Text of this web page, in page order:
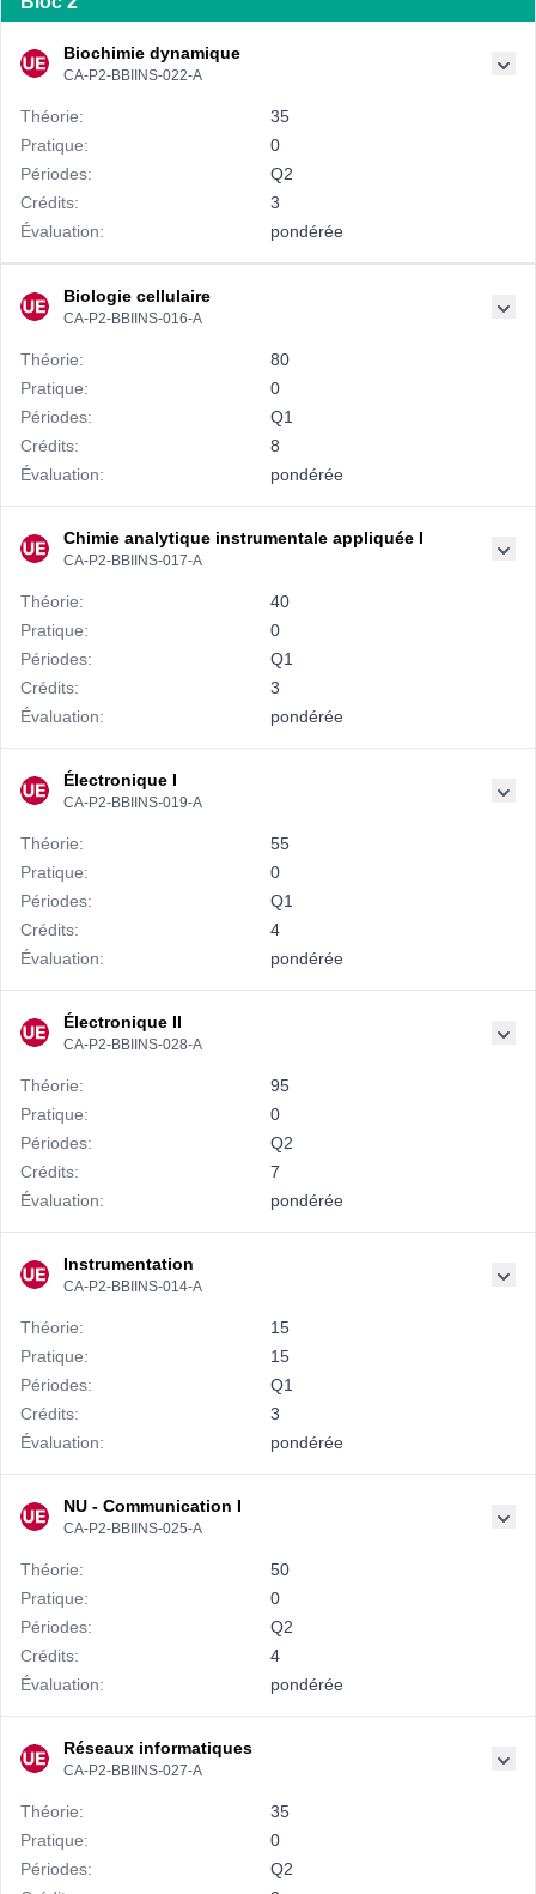
Biochimie dynamique
CA-P2-BBIINS-022-A
Théorie:
35
Pratique:
0
Périodes:
Q2
Crédits:
3
Évaluation:
pondérée
Biologie cellulaire
CA-P2-BBIINS-016-A
Théorie:
80
Pratique:
0
Périodes:
Q1
Crédits:
8
Évaluation:
pondérée
Chimie analytique instrumentale appliquée I
CA-P2-BBIINS-017-A
Théorie:
40
Pratique:
0
Périodes:
Q1
Crédits:
3
Évaluation:
pondérée
Électronique I
CA-P2-BBIINS-019-A
Théorie:
55
Pratique:
0
Périodes:
Q1
Crédits:
4
Évaluation:
pondérée
Électronique II
CA-P2-BBIINS-028-A
Théorie:
95
Pratique:
0
Périodes:
Q2
Crédits:
7
Évaluation:
pondérée
Instrumentation
CA-P2-BBIINS-014-A
Théorie:
15
Pratique:
15
Périodes:
Q1
Crédits:
3
Évaluation:
pondérée
NU - Communication I
CA-P2-BBIINS-025-A
Théorie:
50
Pratique:
0
Périodes:
Q2
Crédits:
4
Évaluation:
pondérée
Réseaux informatiques
CA-P2-BBIINS-027-A
Théorie:
35
Pratique:
0
Périodes:
Q2